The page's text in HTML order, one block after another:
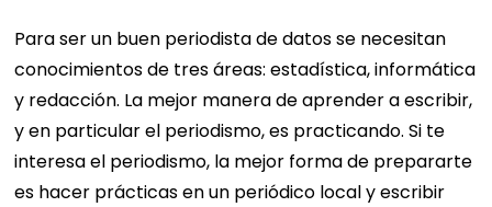
Para ser un buen periodista de datos se necesitan
conocimientos de tres áreas: estadística, informática
y redacción. La mejor manera de aprender a escribir,
y en particular el periodismo, es practicando. Si te
interesa el periodismo, la mejor forma de prepararte
es hacer prácticas en un periódico local y escribir